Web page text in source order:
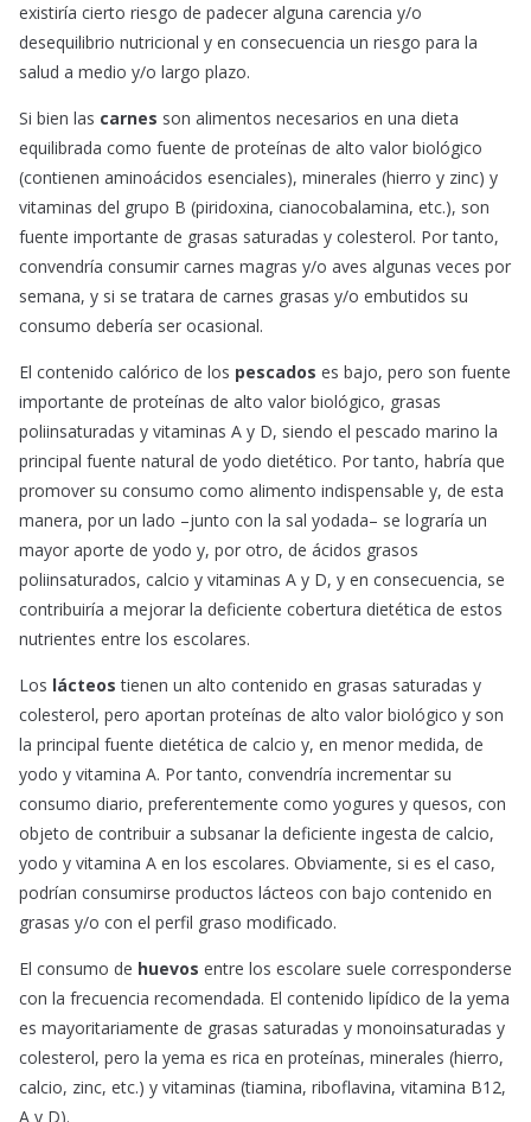
existiría cierto riesgo de padecer alguna carencia y/o
desequilibrio nutricional y en consecuencia un riesgo para la
salud a medio y/o largo plazo.
Si bien las carnes son alimentos necesarios en una dieta
equilibrada como fuente de proteínas de alto valor biológico
(contienen aminoácidos esenciales), minerales (hierro y zinc) y
vitaminas del grupo B (piridoxina, cianocobalamina, etc.), son
fuente importante de grasas saturadas y colesterol. Por tanto,
convendría consumir carnes magras y/o aves algunas veces por
semana, y si se tratara de carnes grasas y/o embutidos su
consumo debería ser ocasional.
El contenido calórico de los pescados es bajo, pero son fuente
importante de proteínas de alto valor biológico, grasas
poliinsaturadas y vitaminas A y D, siendo el pescado marino la
principal fuente natural de yodo dietético. Por tanto, habría que
promover su consumo como alimento indispensable y, de esta
manera, por un lado –junto con la sal yodada– se lograría un
mayor aporte de yodo y, por otro, de ácidos grasos
poliinsaturados, calcio y vitaminas A y D, y en consecuencia, se
contribuiría a mejorar la deficiente cobertura dietética de estos
nutrientes entre los escolares.
Los lácteos tienen un alto contenido en grasas saturadas y
colesterol, pero aportan proteínas de alto valor biológico y son
la principal fuente dietética de calcio y, en menor medida, de
yodo y vitamina A. Por tanto, convendría incrementar su
consumo diario, preferentemente como yogures y quesos, con
objeto de contribuir a subsanar la deficiente ingesta de calcio,
yodo y vitamina A en los escolares. Obviamente, si es el caso,
podrían consumirse productos lácteos con bajo contenido en
grasas y/o con el perfil graso modificado.
El consumo de huevos entre los escolare suele corresponderse
con la frecuencia recomendada. El contenido lipídico de la yema
es mayoritariamente de grasas saturadas y monoinsaturadas y
colesterol, pero la yema es rica en proteínas, minerales (hierro,
calcio, zinc, etc.) y vitaminas (tiamina, riboflavina, vitamina B12,
A y D).